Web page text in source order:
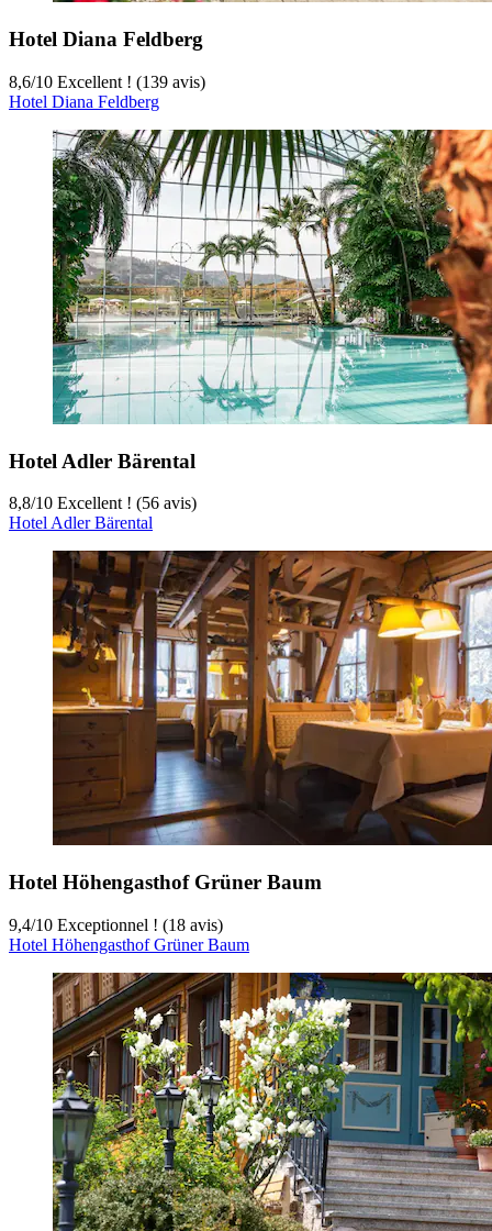
Hotel Diana Feldberg
8,6/10 Excellent ! (139 avis)
Hotel Diana Feldberg
Hotel Adler Bärental
8,8/10 Excellent ! (56 avis)
Hotel Adler Bärental
Hotel Höhengasthof Grüner Baum
9,4/10 Exceptionnel ! (18 avis)
Hotel Höhengasthof Grüner Baum